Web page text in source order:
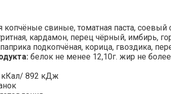
свиные, томатная паста, соевый
кардамон, перец чёрный, имбирь,
подкопчёная, корица, гвоздика,
белок не менее 12,10г. жир не
кКал/ 892 кДж